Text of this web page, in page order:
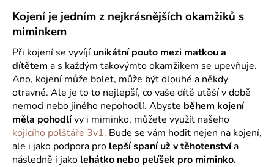
Kojení je jedním z nejkrásnějších okamžiků s
miminkem
Při kojení se vyvíjí unikátní pouto mezi matkou a
dítětem a s každým takovýmto okamžikem se upevňuje.
Ano, kojení může bolet, může být dlouhé a někdy
otravné. Ale je to to nejlepší, co vaše dítě utěší v době
nemoci nebo jiného nepohodlí. Abyste během kojení
měla pohodlívy i miminko, můžete využít našeho
kojicího polštáře 3v1. Bude se vám hodit nejen na kojení,
ale i jako podpora pro lepší spaní už v těhotenstvía
následně i jako lehátko nebo pelíšek pro miminko.